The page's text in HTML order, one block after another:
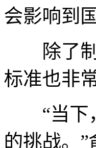
会影响到
除了制
标准也非
“当下，
的挑战。